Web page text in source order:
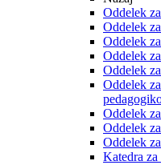
Oddelek
Oddelek
Oddelek
Oddelek
Oddelek
Oddelek
Oddelek
Oddelek
Oddelek
Katedra